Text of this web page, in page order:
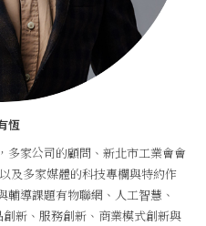
恆
多家公司的顧問、新北市工業會會
及多家媒體的科技專欄與特約作
導課題有物聯網、人工智慧、
新、服務創新、商業模式創新與